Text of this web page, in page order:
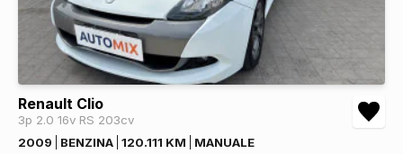
Renault Clio
3p 2.0 16v RS 203cv
2009
BENZINA 120.111 KM
MANUALE